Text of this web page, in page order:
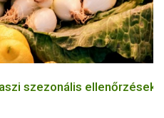
szezonális